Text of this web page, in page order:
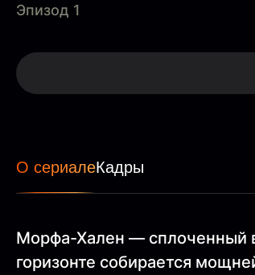
Эпизод 1
О сериалеКадры
Морфа-Хален — сплоченный
горизонте собирается